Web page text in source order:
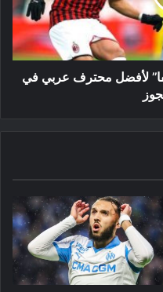
لأفضل محترف عربي في